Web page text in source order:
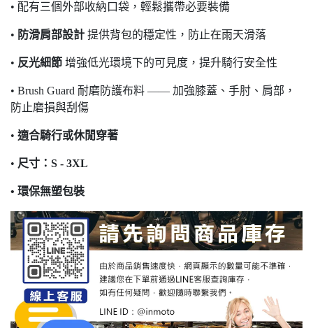
• 配有三個外部收納口袋，輕鬆攜帶必要裝備
• 防滑肩部設計 提供背包的穩定性，防止在雨天滑落
• 反光細節 增強低光環境下的可見度，提升騎行安全性
• Brush Guard 耐磨防護布料 —— 加強膝蓋、手肘、肩部，
防止磨損與刮傷
• 適合騎行或休閒穿著
• 尺寸：S - 3XL
• 環保無塑包裝